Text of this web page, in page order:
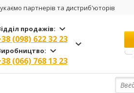
партнерів та дистриб'юторів
продажів:
(098) 622 32 23
(066) 768 13 23